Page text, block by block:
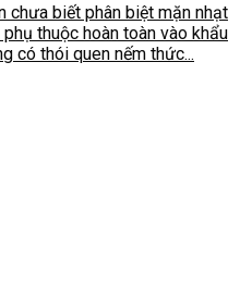
chưa biết phân biệt mặn nhạt
thuộc hoàn toàn vào khẩu
có thói quen nếm thức...